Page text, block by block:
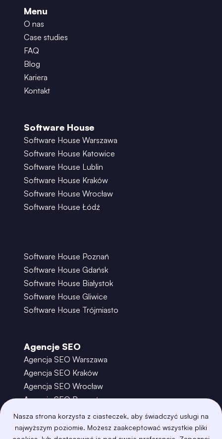
Nasza strona korzysta z ciasteczek, aby świadczyć usługi na
najwyższym poziomie. Możesz zaakceptować wszystkie pliki
Menu
O nas
Case studies
FAQ
Blog
Kariera
Kontakt
Software House
Software House Warszawa
Software House Katowice
Software House Lublin
Software House Kraków
Software House Wrocław
Software House Łódź
Software House Poznań
Software House Gdańsk
Software House Białystok
Software House Gliwice
Software House Trójmiasto
Agencje SEO
Agencja SEO Warszawa
Agencja SEO Kraków
Agencja SEO Wrocław
Agencja SEO Poznań
Agencja SEO Gdańsk
Agencja SEO Toruń